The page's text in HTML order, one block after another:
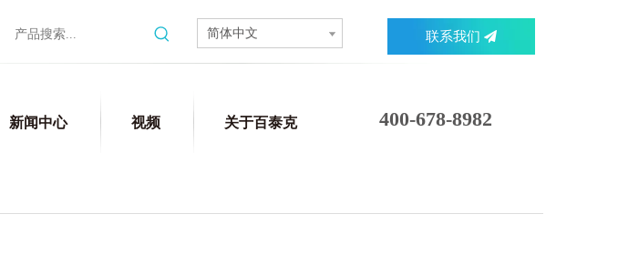
简体中文 联系我们
新闻中心 视频 关于百泰克 400-678-8982